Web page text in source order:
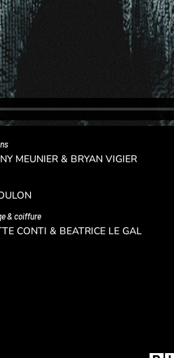
MEUNIER & BRYAN VIGIER
& coiffure
CONTI & BEATRICE LE GAL